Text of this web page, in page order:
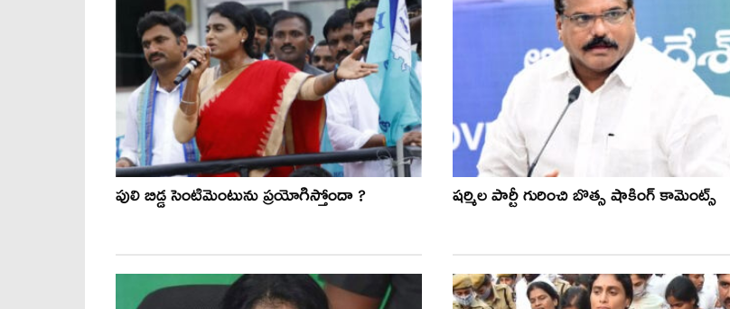
పులి బిడ్డ సెంటిమెంటును ప్రయోగిస్తోందా ? షర్మిల పార్టీ గురించి బొత్స షాకింగ్ కామెంట్స్